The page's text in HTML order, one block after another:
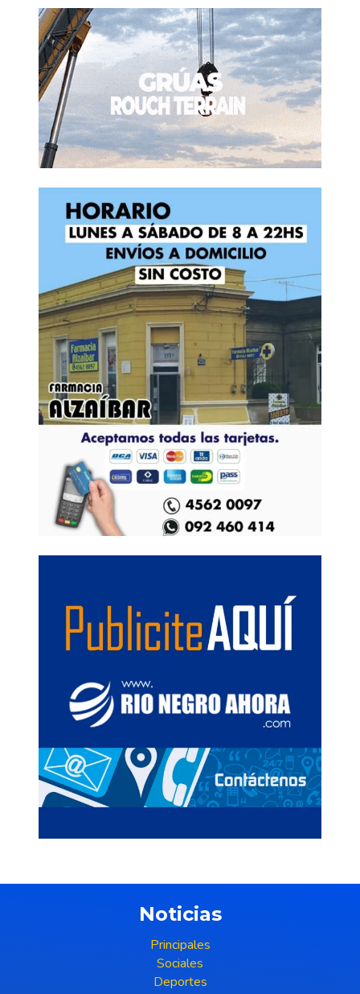
Noticias
Principales
Sociales
Deportes